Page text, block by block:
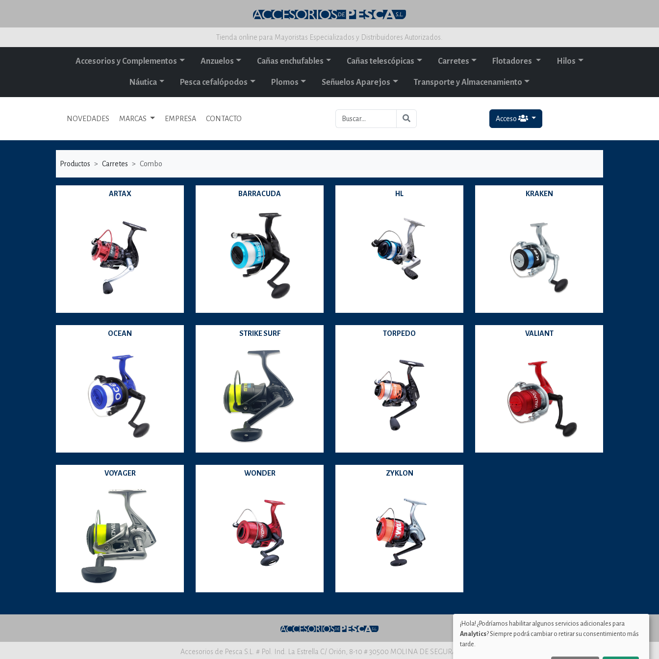
Tienda online para Mayoristas Especializados y Distribuidores Autorizados.
Accesorios y Complementos Anzuelos Cañas enchufables Cañas telescópicas Carretes Flotadores Hilos
Náutica Pesca cefalópodos Plomos Señuelos Aparejos Transporte y Almacenamiento
NOVEDADES MARCAS EMPRESA CONTACTO Acceso
Productos Carretes Combo
ARTAX BARRACUDA HL KRAKEN
OCEAN STRIKE SURF TORPEDO VALIANT
VOYAGER WONDER ZYKLON
Accesorios de Pesca S.L. # Pol. Ind. La Estrella C/ Orión, 8-10 # 30500 MOLINA DE SEGURA Murcia
¡Hola! ¿Podríamos habilitar algunos servicios adicionales para
Analytics? Siempre podrá cambiar o retirar su consentimiento más
tarde.